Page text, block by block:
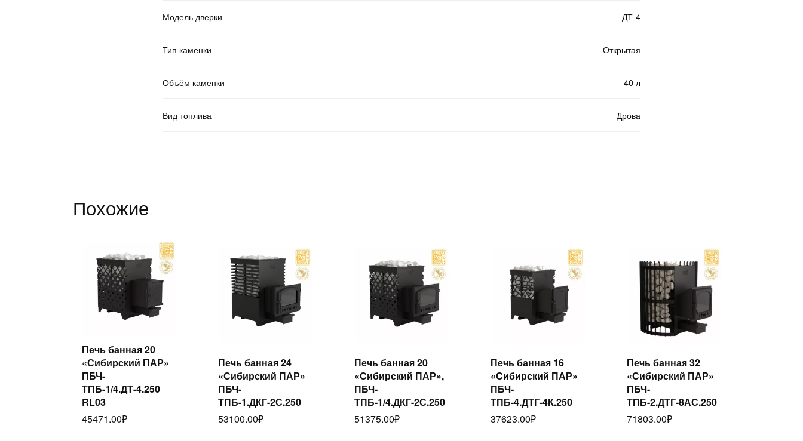
Модель дверки ДТ-4
Тип каменки Открытая
Объём каменки 40 л
Вид топлива Дрова
Похожие
Читать
Печь банная 20
«Сибирский ПАР»
ПБЧ-
ТПБ-1/4.ДТ-4.250
RL03
45471.00₽
Читать
далее
Печь банная 24
«Сибирский ПАР»
ПБЧ-
ТПБ-1.ДКГ-2С.250
53100.00₽
Читать
далее
Печь банная 20
«Сибирский ПАР»,
ПБЧ-
ТПБ-1/4.ДКГ-2С.250
51375.00₽
Читать
далее
Печь банная 16
«Сибирский ПАР»
ПБЧ-
ТПБ-4.ДТГ-4К.250
37623.00₽
Читать
далее
Печь банная 32
«Сибирский ПАР»
ПБЧ-
ТПБ-2.ДТГ-8АС.250
71803.00₽